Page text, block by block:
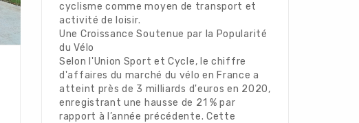
cyclisme comme moyen de transport et
activité de loisir.
Une Croissance Soutenue par la Popularité
du Vélo
Selon l'Union Sport et Cycle, le chiffre
d'affaires du marché du vélo en France a
atteint près de 3 milliards d'euros en 2020,
enregistrant une hausse de 21 % par
rapport à l’année précédente. Cette